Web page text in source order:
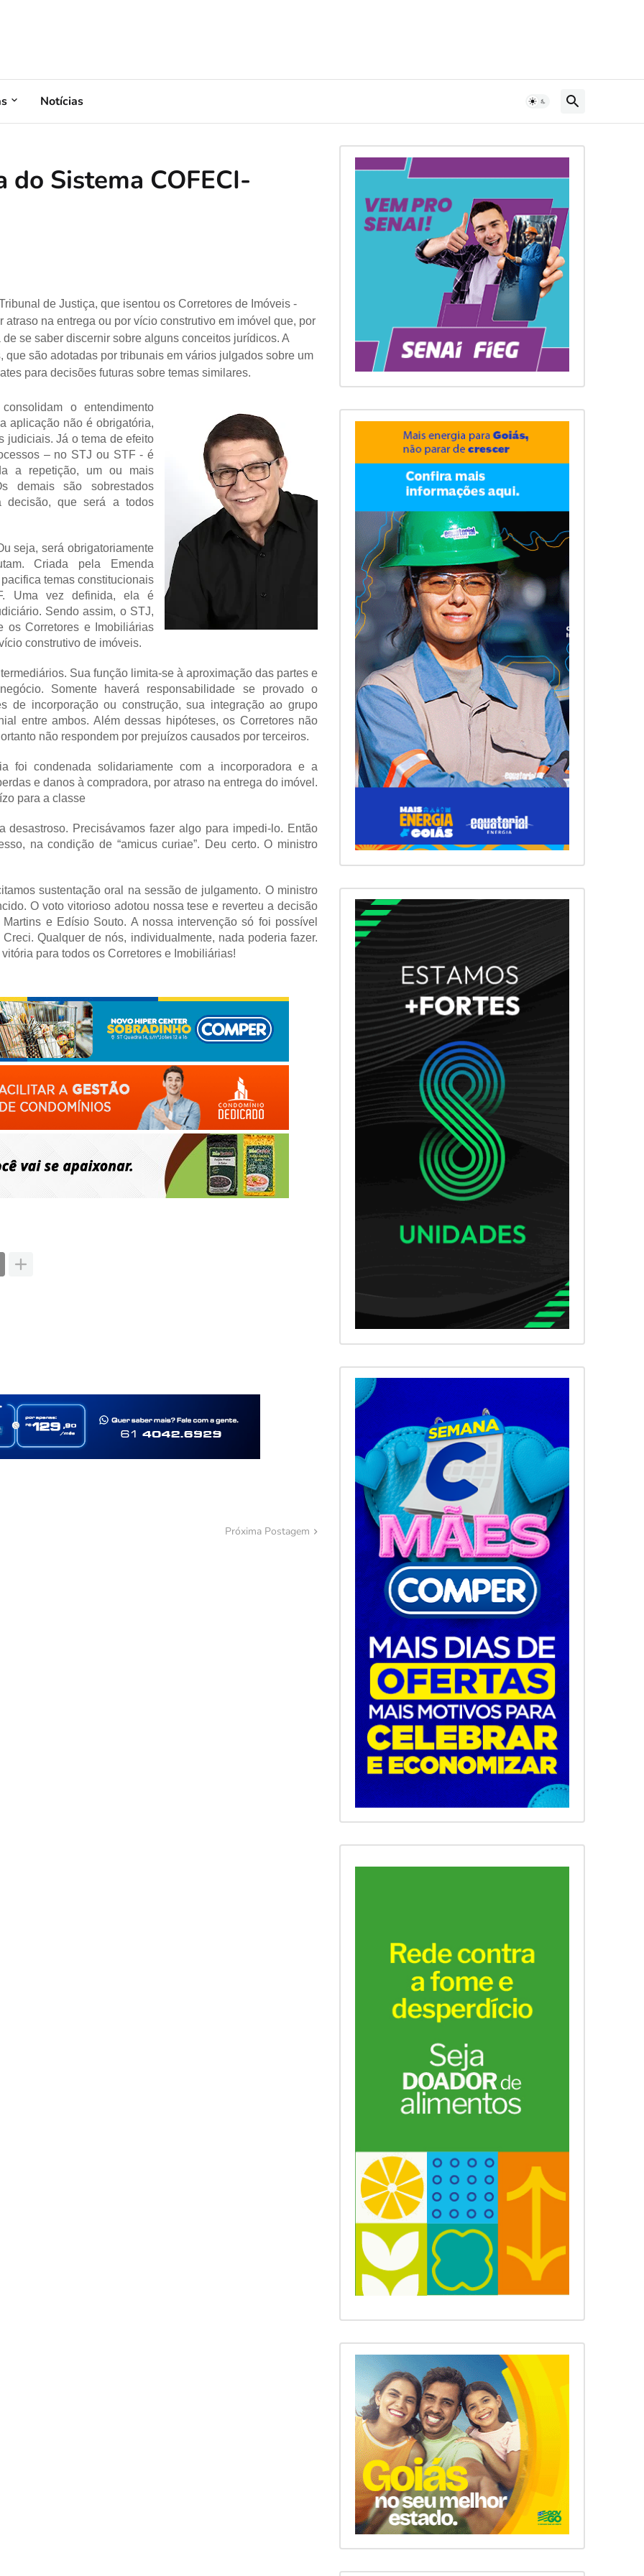
Notícias
Sistema COFECI-
de Justiça, que isentou os Corretores de Imóveis -
na entrega ou por vício construtivo em imóvel que, por
se saber discernir sobre alguns conceitos jurídicos. A
são adotadas por tribunais em vários julgados sobre um
para decisões futuras sobre temas similares.
o entendimento
aplicação não é obrigatória,
judiciais. Já o tema de efeito
– no STJ ou STF - é
a repetição, um ou mais
demais são sobrestados
decisão, que será a todos
seja, será obrigatoriamente
Criada pela Emenda
temas constitucionais
Uma vez definida, ela é
Sendo assim, o STJ,
os Corretores e Imobiliárias
construtivo de imóveis.
Sua função limita-se à aproximação das partes e
Somente haverá responsabilidade se provado o
de incorporação ou construção, sua integração ao grupo
entre ambos. Além dessas hipóteses, os Corretores não
não respondem por prejuízos causados por terceiros.
foi condenada solidariamente com a incorporadora e a
e danos à compradora, por atraso na entrega do imóvel.
para a classe
Precisávamos fazer algo para impedi-lo. Então
na condição de “amicus curiae”. Deu certo. O ministro
sustentação oral na sessão de julgamento. O ministro
O voto vitorioso adotou nossa tese e reverteu a decisão
e Edísio Souto. A nossa intervenção só foi possível
Qualquer de nós, individualmente, nada poderia fazer.
para todos os Corretores e Imobiliárias!
Próxima Postagem